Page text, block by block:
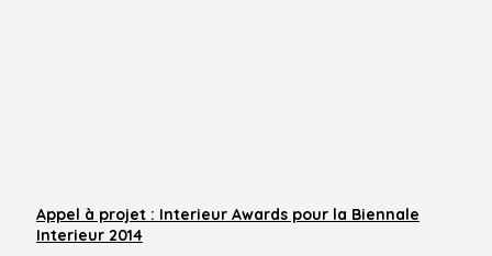
Appel à projet : Interieur Awards pour la Biennale
Interieur 2014